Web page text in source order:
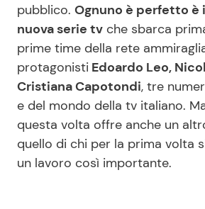
News benessere
Salute
Viaggi e Turismo
Festività
Primi
pubblico. Ognuno è perfetto
nuova serie tv che sbarca
prime time della rete
protagonisti Edoardo Leo,
Cristiana Capotondi, tre
e del mondo della tv italiano.
questa volta offre anche un
quello di chi per la prima volta
un lavoro così importante.